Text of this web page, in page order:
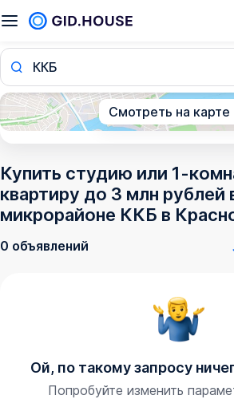
ККБ
Смотреть на карте
Купить студию или 1-
квартиру до 3 млн рублей
микрорайоне ККБ в
0 объявлений
Ой, по такому запросу
Попробуйте изменить